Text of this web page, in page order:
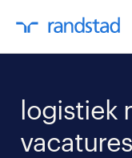
logistiek
vacatures